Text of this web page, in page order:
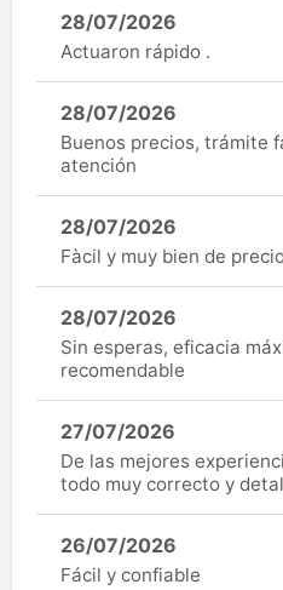
28/07/2026
Actuaron rápido .
28/07/2026
Buenos precios, trámite
atención
28/07/2026
Fàcil y muy bien de
28/07/2026
Sin esperas, eficacia
recomendable
27/07/2026
De las mejores
todo muy correcto y
26/07/2026
Fácil y confiable